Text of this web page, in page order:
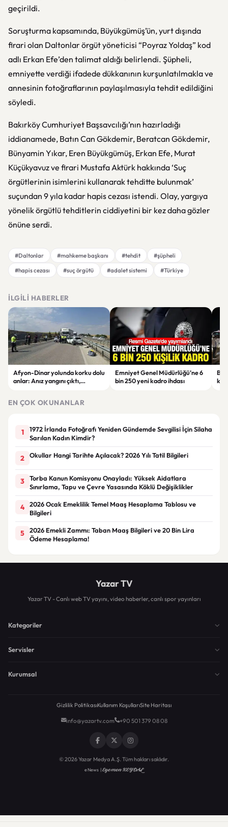
geçirildi.
Soruşturma kapsamında, Büyükgümüş’ün, yurt dışında
firari olan Daltonlar örgüt yöneticisi “Poyraz Yoldaş” kod
adlı Erkan Efe’den talimat aldığı belirlendi. Şüpheli,
emniyette verdiği ifadede dükkanının kurşunlatılmakla ve
annesinin fotoğraflarının paylaşılmasıyla tehdit edildiğini
söyledi.
Bakırköy Cumhuriyet Başsavcılığı’nın hazırladığı
iddianamede, Batın Can Gökdemir, Beratcan Gökdemir,
Bünyamin Yıkar, Eren Büyükgümüş, Erkan Efe, Murat
Küçükyavuz ve firari Mustafa Aktürk hakkında ‘Suç
örgütlerinin isimlerini kullanarak tehditte bulunmak’
suçundan 9 yıla kadar hapis cezası istendi. Olay, yargıya
yönelik örgütlü tehditlerin ciddiyetini bir kez daha gözler
önüne serdi.
#Daltonlar #mahkeme başkanı #tehdit
#şüpheli
#hapis cezası
#suç örgütü #adalet sistemi #Türkiye
İLGILI HABERLER
Afyon-Dinar yolunda korku dolu
anlar: Anız yangını çıktı,
Emniyet Genel Müdürlüğü’ne 6
bin 250 yeni kadro ihdası
EN ÇOK OKUNANLAR
1
1972 İrlanda Fotoğrafı Yeniden Gündemde Sevgilisi İçin Silaha
Sarılan Kadın Kimdir?
2 Okullar Hangi Tarihte Açılacak? 2026 Yılı Tatil Bilgileri
3
Torba Kanun Komisyonu Onayladı: Yüksek Aidatlara
Sınırlama, Tapu ve Çevre Yasasında Köklü Değişiklikler
4
2026 Ocak Emeklilik Temel Maaş Hesaplama Tablosu ve
Bilgileri
5
2026 Emekli Zammı: Taban Maaş Bilgileri ve 20 Bin Lira
Ödeme Hesaplama!
Yazar TV
Yazar TV - Canlı web TV yayını, video haberler, canlı spor yayınları
Kategoriler
Servisler
Kurumsal
Gizlilik PolitikasıKullanım KoşullarıSite Haritası
info@yazartv.com +90 501 379 08 08
© 2026 Yazar Medya A.Ş. Tüm hakları saklıdır.
eNews |Egemen KEYDAL